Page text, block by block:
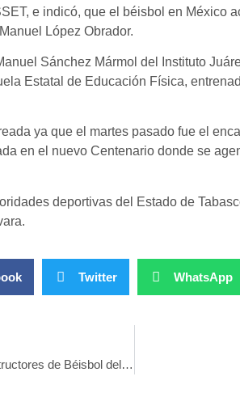
e indicó, que el béisbol en México
López Obrador.
Sánchez Mármol del Instituto
Estatal de Educación Física,
ya que el martes pasado fue el
en el nuevo Centenario donde se
deportivas del Estado de
Twitter WhatsApp
Juan Pablo Oramas comparte experiencia con instructores de Béisbol del ISSET